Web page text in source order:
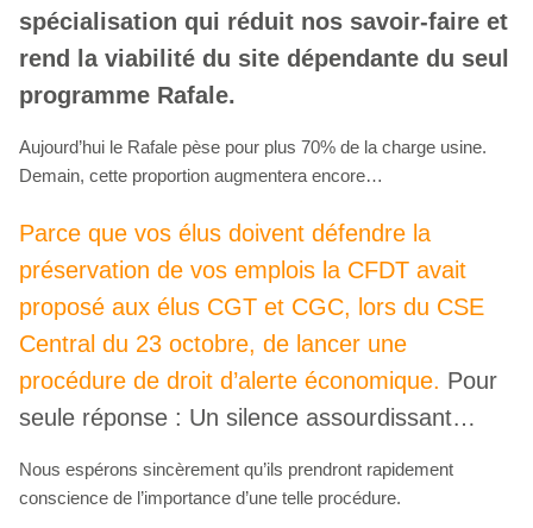
spécialisation qui réduit nos savoir-faire et
rend la viabilité du site dépendante du seul
programme Rafale.
Aujourd’hui le Rafale pèse pour plus 70% de la charge usine.
Demain, cette proportion augmentera encore…
Parce que vos élus doivent défendre la
préservation de vos emplois la CFDT avait
proposé aux élus CGT et CGC, lors du CSE
Central du 23 octobre, de lancer une
procédure de droit d’alerte économique. Pour
seule réponse : Un silence assourdissant…
Nous espérons sincèrement qu’ils prendront rapidement
conscience de l’importance d’une telle procédure.